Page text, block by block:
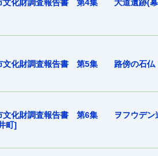
文化財調査報告書 第4集 大道遺跡(
文化財調査報告書 第5集 路傍の石
文化財調査報告書 第6集 ヲフウデン
町]